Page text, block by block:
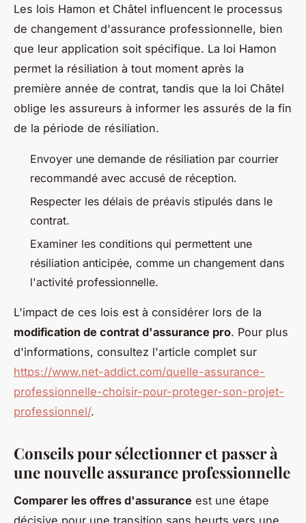
Les lois Hamon et Châtel influencent le processus
de changement d'assurance professionnelle, bien
que leur application soit spécifique. La loi Hamon
permet la résiliation à tout moment après la
première année de contrat, tandis que la loi Châtel
oblige les assureurs à informer les assurés de la fin
de la période de résiliation.
Envoyer une demande de résiliation par courrier
recommandé avec accusé de réception.
Respecter les délais de préavis stipulés dans le
contrat.
Examiner les conditions qui permettent une
résiliation anticipée, comme un changement dans
l'activité professionnelle.
L'impact de ces lois est à considérer lors de la
modification de contrat d'assurance pro. Pour plus
d'informations, consultez l'article complet sur
https://www.net-addict.com/quelle-assurance-
professionnelle-choisir-pour-proteger-son-projet-
professionnel/.
Conseils pour sélectionner et passer à
une nouvelle assurance professionnelle
Comparer les offres d'assurance est une étape